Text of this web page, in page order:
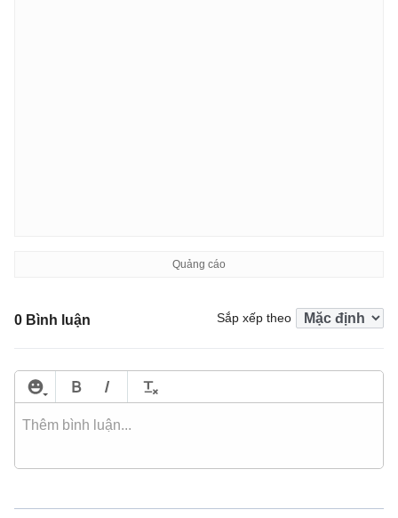
0 Bình luận Sắp xếp theo